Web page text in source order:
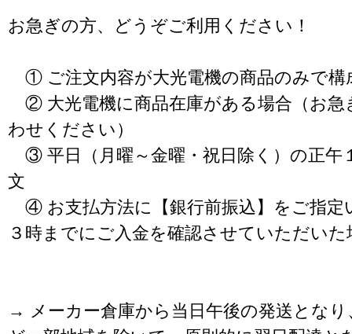
お急ぎの方、どうぞご利用ください！
① ご注文内容が大光電機の商品のみで構
② 大光電機に商品在庫がある場合（お急
わせください）
③ 平日（月曜～金曜・祝日除く）の正午
文
④ お支払方法に【銀行前振込】をご指定
３時までにご入金を確認させていただいた
→ メーカー倉庫から当日午後の発送となり